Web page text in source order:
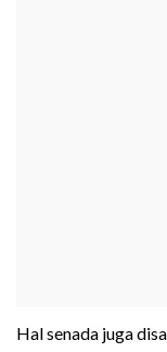
Hal senada juga